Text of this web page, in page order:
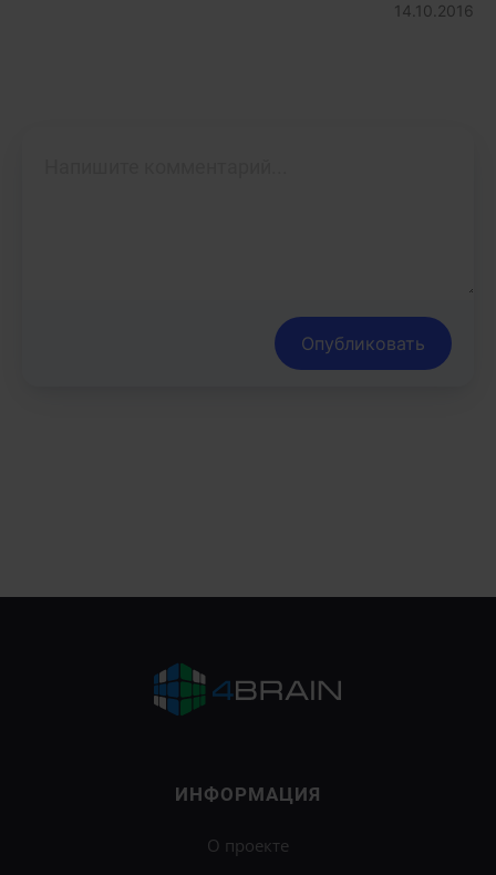
14.10.2016
Опубликовать
ИНФОРМАЦИЯ
О проекте